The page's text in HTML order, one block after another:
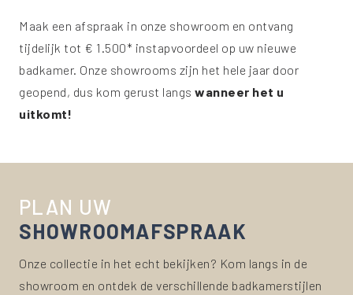
Maak een afspraak in onze showroom en ontvang
tijdelijk tot € 1.500* instapvoordeel op uw nieuwe
badkamer. Onze showrooms zijn het hele jaar door
geopend, dus kom gerust langs wanneer het u
uitkomt!
PLAN UW
SHOWROOMAFSPRAAK
Onze collectie in het echt bekijken? Kom langs in de
showroom en ontdek de verschillende badkamerstijlen